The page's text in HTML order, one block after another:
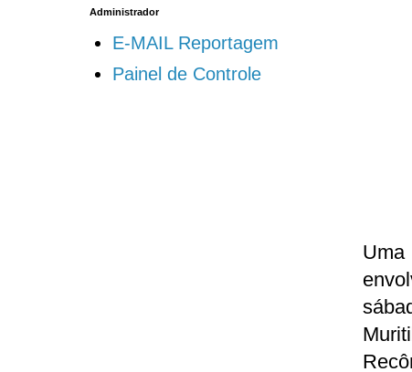
Administrador
E-MAIL Reportagem
Painel de Controle